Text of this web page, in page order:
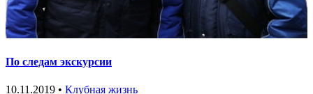
По следам экскурсии
10.11.2019 • Клубная жизнь